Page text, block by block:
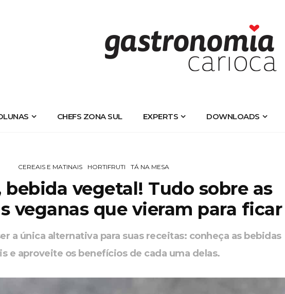
CHEFS ZONA SUL EXPERTS DOWNLOADS
CEREAIS E MATINAIS HORTIFRUTI TÁ NA MESA
bebida vegetal! Tudo sobre as
veganas que vieram para ficar
a única alternativa para suas receitas: conheça as bebidas
e aproveite os benefícios de cada uma delas.